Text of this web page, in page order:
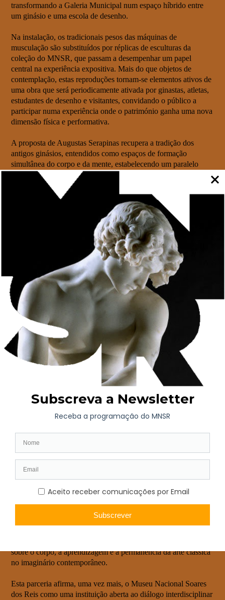
transformando a Galeria Municipal num espaço híbrido entre
um ginásio e uma escola de desenho.
Na instalação, os tradicionais pesos das máquinas de
musculação são substituídos por réplicas de esculturas da
coleção do MNSR, que passam a desempenhar um papel
central na experiência expositiva. Mais do que objetos de
contemplação, estas reproduções tornam-se elementos ativos de
uma obra que será periodicamente ativada por ginastas, atletas,
estudantes de desenho e visitantes, convidando o público a
participar numa experiência onde o património ganha uma nova
dimensão física e performativa.
A proposta de Augustas Serapinas recupera a tradição dos
antigos ginásios, entendidos como espaços de formação
simultânea do corpo e da mente, estabelecendo um paralelo
entre o treino físico e a aprendizagem artística. Ao colocar
esculturas clássicas no centro de um ambiente dedicado ao
exercício, o artista reflete sobre a representação do corpo, a
repetição enquanto método de aprendizagem e o papel da cópia
na transmissão do conhecimento artístico, atribuindo novos
significados a obras que fazem parte do património escultórico
A utilização de réplicas da coleção do Museu Nacional Soares
dos Reis evidencia o potencial do património para dialogar com
a criação contemporânea e reforça a missão do Museu de
promover novas leituras sobre as suas coleções. Ao serem
deslocadas do contexto museológico para uma instalação
participativa, estas esculturas revelam a sua capacidade de gerar
novas narrativas e de estabelecer pontes entre diferentes
disciplinas, práticas e públicos.
A colaboração entre o Museu Nacional Soares dos Reis e a
Galeria Municipal do Porto prolonga-se para além do espaço
expositivo. Durante o período da mostra, patente de 11 de julho
a 11 de outubro, o MNSR acolherá uma das obras produzidas
por Augustas Serapinas para este projeto, permitindo aos
visitantes descobrir um dos núcleos da exposição no contexto
culturais.
projetos enraizados na história e nas especificidades dos lugares
onde intervém, Augustas Serapinas volta a demonstrar, em
Cultura do Corpo: Edição Porto, a capacidade da arte
contemporânea para reinterpretar o património e criar novas
comunidades. Nesta edição concebida para o Porto, é
sobre o corpo, a aprendizagem e a permanência da arte clássica
no imaginário contemporâneo.
Esta parceria afirma, uma vez mais, o Museu Nacional Soares
dos Reis como uma instituição aberta ao diálogo interdisciplinar